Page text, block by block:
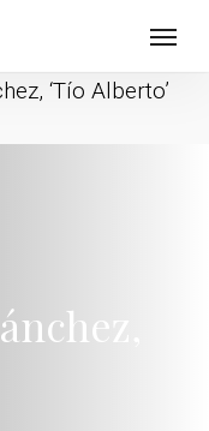
‘Tío Alberto’